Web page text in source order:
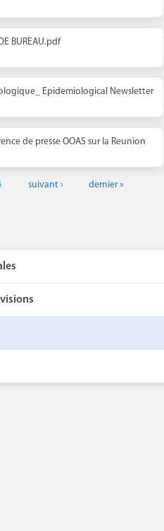
BUREAU.pdf
Epidemiological Newsletter
de presse OOAS sur la Reunion
suivant › dernier »